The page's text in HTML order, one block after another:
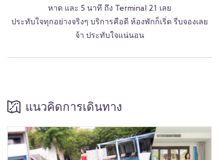
หาด และ 5 นาที ถึง Terminal 21 เลย
ประทับใจทุกอย่างจริงๆ บริการคือดี ห้องพักก็เริ่ด รีบจองเลย
จ้า ประทับใจแน่นอน
แนวคิดการเดินทาง